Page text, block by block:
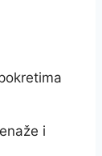
i